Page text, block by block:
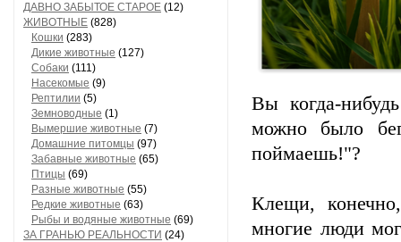
ДАВНО ЗАБЫТОЕ СТАРОЕ (12)
ЖИВОТНЫЕ (828)
Кошки (283)
Дикие животные (127)
Собаки (111)
Насекомые (9)
Рептилии (5)
Земноводные (1)
Вымершие животные (7)
Домашние питомцы (97)
Забавные животные (65)
Птицы (69)
Разные животные (55)
Редкие животные (63)
Рыбы и водяные животные (69)
ЗА ГРАНЬЮ РЕАЛЬНОСТИ (24)
Вы когда-
можно было
поймаешь!"?
Клещи,
многие люди